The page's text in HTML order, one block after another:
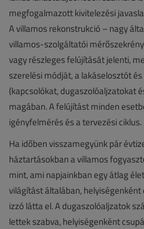
megfogalmazott kivitelezési
A villamos rekonstrukció – nagy
villamos-szolgáltatói
vagy részleges felújítását jelenti,
szerelési módját, a lakáselosztót
(kapcsolókat, dugaszolóaljzatokat
magában. A felújítást minden
igényfelmérés és a tervezési ciklus.
Ha időben visszamegyünk pár
háztartásokban a villamos
mint, ami napjainkban egy átlag
világítást általában,
izzó látta el. A dugaszolóaljzatok
lettek szabva, helyiségenként